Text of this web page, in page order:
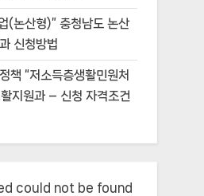
(논산형)” 충청남도 논산
신청방법
책 “저소득층생활민원처
지원과 – 신청 자격조건
could not be found